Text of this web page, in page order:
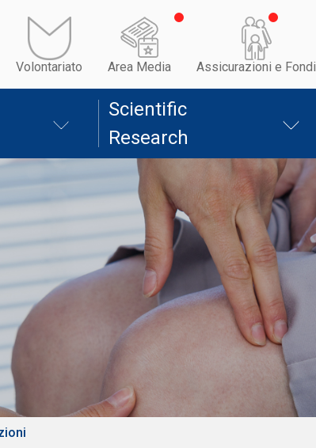
Volontariato Area Media Assicurazioni e Fondi
Scientific
Research